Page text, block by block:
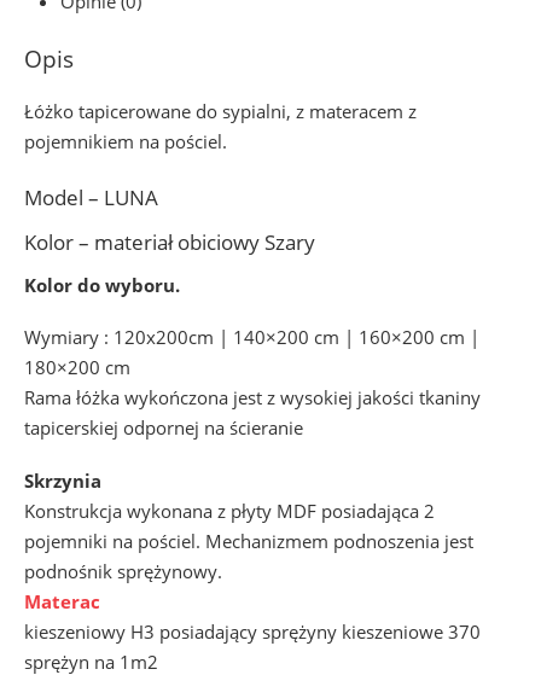
Opis
Łóżko tapicerowane do sypialni, z materacem z
pojemnikiem na pościel.
Model – LUNA
Kolor – materiał obiciowy Szary
Kolor do wyboru.
Wymiary : 120x200cm | 140×200 cm | 160×200 cm |
180×200 cm
Rama łóżka wykończona jest z wysokiej jakości tkaniny
tapicerskiej odpornej na ścieranie
Skrzynia
Konstrukcja wykonana z płyty MDF posiadająca 2
pojemniki na pościel. Mechanizmem podnoszenia jest
podnośnik sprężynowy.
Materac
kieszeniowy H3 posiadający sprężyny kieszeniowe 370
sprężyn na 1m2